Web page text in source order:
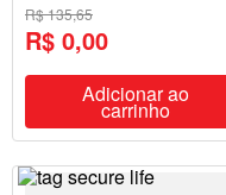
R$ 135,65
R$ 0,00
Adicionar ao
carrinho